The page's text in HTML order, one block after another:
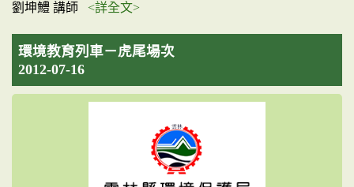
劉坤鱧 講師 <詳全文>
環境教育列車－虎尾場次
2012-07-16